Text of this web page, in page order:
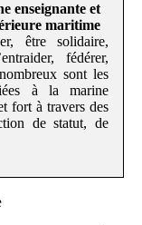
enseignante et
maritime
être solidaire,
fédérer,
sont les
à la marine
fort à travers des
de statut, de